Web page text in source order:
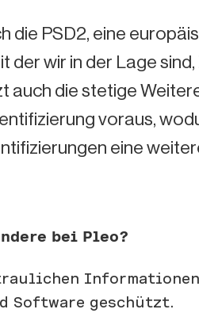
die PSD2, eine
der wir in der Lage
auch die stetige
voraus,
eine
bei Pleo?
Software geschützt.